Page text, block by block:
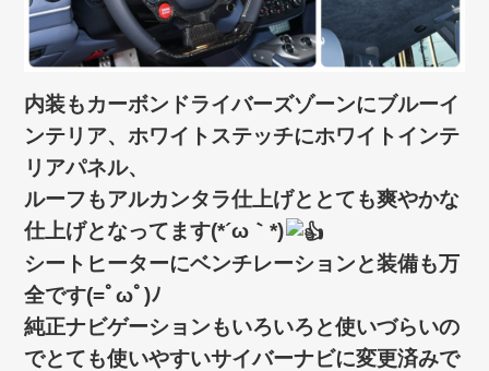
内装もカーボンドライバーズゾーンにブルーイ
ンテリア、ホワイトステッチにホワイトインテ
リアパネル、
ルーフもアルカンタラ仕上げととても爽やかな
仕上げとなってます(*´ω｀*)
シートヒーターにベンチレーションと装備も万
全です(=ﾟωﾟ)ﾉ
純正ナビゲーションもいろいろと使いづらいの
でとても使いやすいサイバーナビに変更済みで